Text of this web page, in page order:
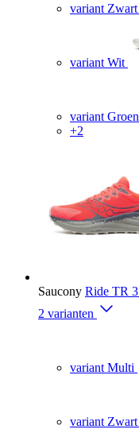
variant Zwart
variant Wit
variant Groen
+2
Saucony Ride TR
2 varianten
variant Multi
variant Zwart